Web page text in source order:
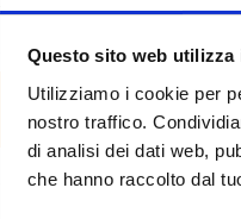
Questo sito web utilizza
Utilizziamo i cookie per
nostro traffico.
di analisi dei dati web,
che hanno raccolto dal
dei miei dati